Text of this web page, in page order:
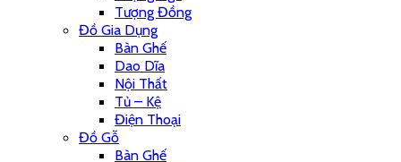
Tượng Đồng
Đồ Gia Dụng
Bàn Ghế
Dao Dĩa
Nội Thất
Tủ – Kệ
Điện Thoại
Đồ Gỗ
Bàn Ghế